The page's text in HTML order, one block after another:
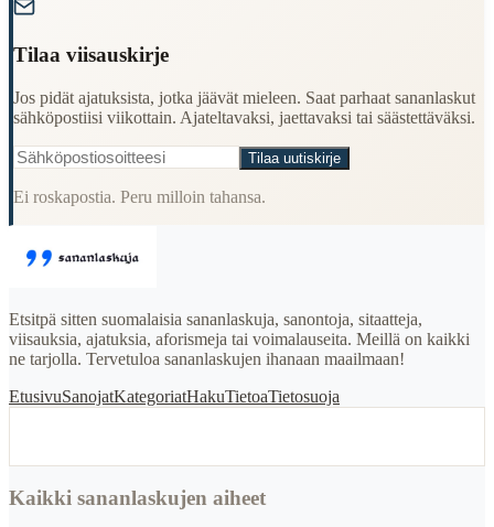
Tilaa viisauskirje
Jos pidät ajatuksista, jotka jäävät mieleen. Saat parhaat sananlaskut
sähköpostiisi viikottain. Ajateltavaksi, jaettavaksi tai säästettäväksi.
Tilaa uutiskirje
Ei roskapostia. Peru milloin tahansa.
Etsitpä sitten suomalaisia sananlaskuja, sanontoja, sitaatteja,
viisauksia, ajatuksia, aforismeja tai voimalauseita. Meillä on kaikki
ne tarjolla. Tervetuloa sananlaskujen ihanaan maailmaan!
EtusivuSanojatKategoriatHakuTietoaTietosuoja
Kaikki sananlaskujen aiheet